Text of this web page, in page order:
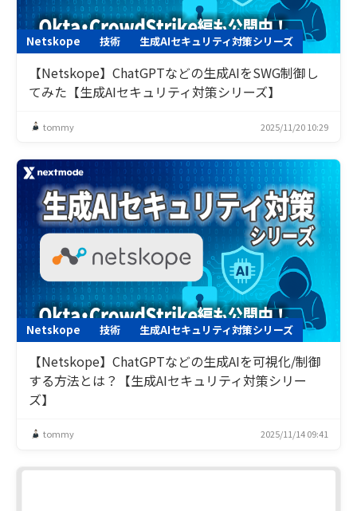
Netskope 技術 生成AIセキュリティ対策シリーズ
【Netskope】ChatGPTなどの生成AIをSWG制御し
てみた【生成AIセキュリティ対策シリーズ】
tommy 2025/11/20 10:29
Netskope 技術 生成AIセキュリティ対策シリーズ
【Netskope】ChatGPTなどの生成AIを可視化/制御
する方法とは？【生成AIセキュリティ対策シリー
ズ】
tommy 2025/11/14 09:41